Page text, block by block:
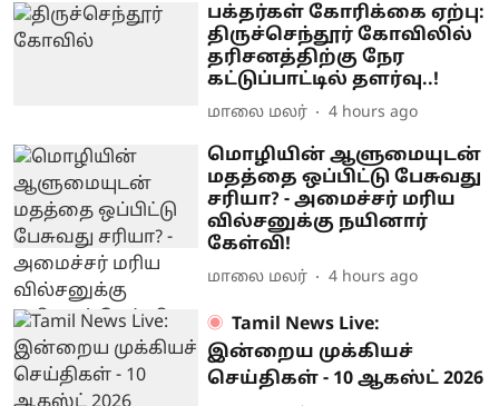
பக்தர்கள் கோரிக்கை ஏற்பு:
திருச்செந்தூர் கோவிலில்
தரிசனத்திற்கு நேர
கட்டுப்பாட்டில் தளர்வு..!
மாலை மலர் 4 hours ago
மொழியின் ஆளுமையுடன்
மதத்தை ஒப்பிட்டு பேசுவது
சரியா? - அமைச்சர் மரிய
வில்சனுக்கு நயினார்
கேள்வி!
மாலை மலர் 4 hours ago
Tamil News Live:
இன்றைய முக்கியச்
செய்திகள் - 10 ஆகஸ்ட் 2026